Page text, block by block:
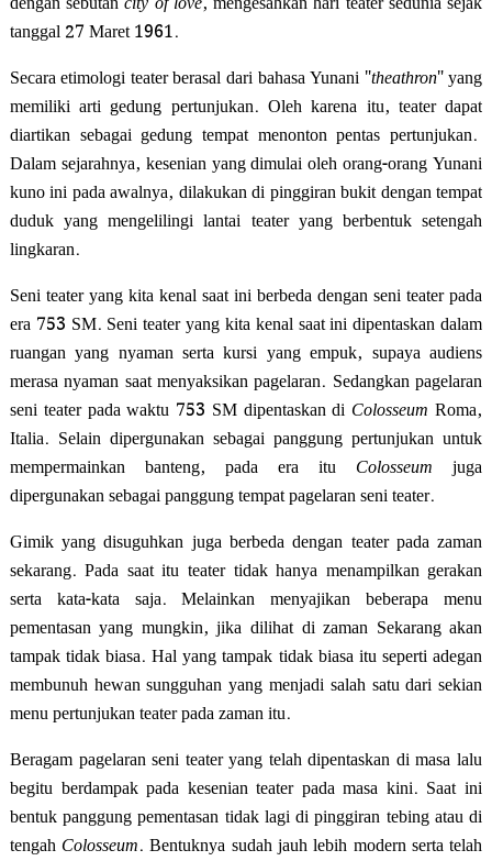
tanggal 27 Maret 1961.
Secara etimologi teater berasal dari bahasa Yunani "theathron" yang
memiliki arti gedung pertunjukan. Oleh karena itu, teater dapat
diartikan sebagai gedung tempat menonton pentas pertunjukan.
Dalam sejarahnya, kesenian yang dimulai oleh orang-orang Yunani
kuno ini pada awalnya, dilakukan di pinggiran bukit dengan tempat
duduk yang mengelilingi lantai teater yang berbentuk setengah
lingkaran.
Seni teater yang kita kenal saat ini berbeda dengan seni teater pada
era 753 SM. Seni teater yang kita kenal saat ini dipentaskan dalam
ruangan yang nyaman serta kursi yang empuk, supaya audiens
merasa nyaman saat menyaksikan pagelaran. Sedangkan pagelaran
seni teater pada waktu 753 SM dipentaskan di Colosseum Roma,
Italia. Selain dipergunakan sebagai panggung pertunjukan untuk
mempermainkan banteng, pada era itu Colosseum juga
dipergunakan sebagai panggung tempat pagelaran seni teater.
Gimik yang disuguhkan juga berbeda dengan teater pada zaman
sekarang. Pada saat itu teater tidak hanya menampilkan gerakan
serta kata-kata saja. Melainkan menyajikan beberapa menu
pementasan yang mungkin, jika dilihat di zaman Sekarang akan
tampak tidak biasa. Hal yang tampak tidak biasa itu seperti adegan
membunuh hewan sungguhan yang menjadi salah satu dari sekian
menu pertunjukan teater pada zaman itu.
Beragam pagelaran seni teater yang telah dipentaskan di masa lalu
begitu berdampak pada kesenian teater pada masa kini. Saat ini
bentuk panggung pementasan tidak lagi di pinggiran tebing atau di
tengah Colosseum. Bentuknya sudah jauh lebih modern serta telah